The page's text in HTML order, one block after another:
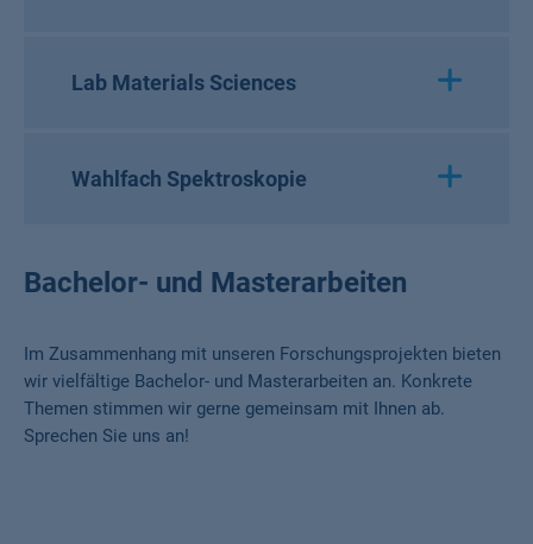
Lab Materials Sciences
Wahlfach Spektroskopie
Bachelor- und Masterarbeiten
Im Zusammenhang mit unseren Forschungsprojekten bieten
wir vielfältige Bachelor- und Masterarbeiten an. Konkrete
Themen stimmen wir gerne gemeinsam mit Ihnen ab.
Sprechen Sie uns an!